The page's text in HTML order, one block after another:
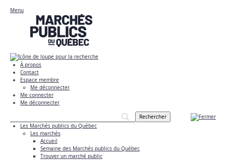
Menu
À propos
Contact
Espace membre
Me déconnecter
Me connecter
Me déconnecter
Les Marchés publics du Québec
Les marchés
Accueil
Semaine des Marchés publics du Québec
Trouver un marché public